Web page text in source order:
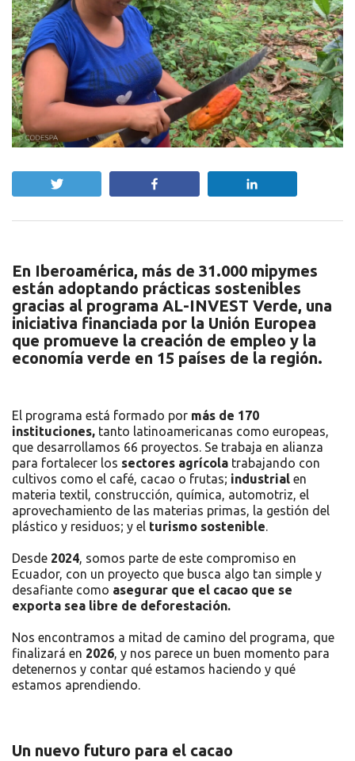
En Iberoamérica, más de 31.000 mipymes
están adoptando prácticas sostenibles
gracias al programa AL-INVEST Verde, una
iniciativa financiada por la Unión Europea
que promueve la creación de empleo y la
economía verde en 15 países de la región.
El programa está formado por más de 170
instituciones, tanto latinoamericanas como europeas,
que desarrollamos 66 proyectos. Se trabaja en alianza
para fortalecer los sectores agrícola trabajando con
cultivos como el café, cacao o frutas; industrial en
materia textil, construcción, química, automotriz, el
aprovechamiento de las materias primas, la gestión del
plástico y residuos; y el turismo sostenible.
Desde 2024, somos parte de este compromiso en
Ecuador, con un proyecto que busca algo tan simple y
desafiante como asegurar que el cacao que se
exporta sea libre de deforestación.
Nos encontramos a mitad de camino del programa, que
finalizará en 2026, y nos parece un buen momento para
detenernos y contar qué estamos haciendo y qué
estamos aprendiendo.
Un nuevo futuro para el cacao